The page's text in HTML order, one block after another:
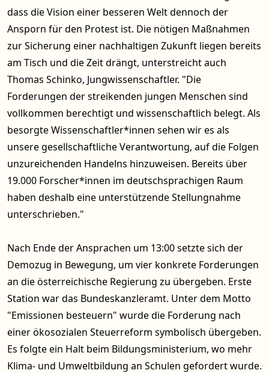
dass die Vision einer besseren Welt dennoch der
Ansporn für den Protest ist. Die nötigen Maßnahmen
zur Sicherung einer nachhaltigen Zukunft liegen bereits
am Tisch und die Zeit drängt, unterstreicht auch
Thomas Schinko, Jungwissenschaftler. "Die
Forderungen der streikenden jungen Menschen sind
vollkommen berechtigt und wissenschaftlich belegt. Als
besorgte Wissenschaftler*innen sehen wir es als
unsere gesellschaftliche Verantwortung, auf die Folgen
unzureichenden Handelns hinzuweisen. Bereits über
19.000 Forscher*innen im deutschsprachigen Raum
haben deshalb eine unterstützende Stellungnahme
unterschrieben."
Nach Ende der Ansprachen um 13:00 setzte sich der
Demozug in Bewegung, um vier konkrete Forderungen
an die österreichische Regierung zu übergeben. Erste
Station war das Bundeskanzleramt. Unter dem Motto
"Emissionen besteuern" wurde die Forderung nach
einer ökosozialen Steuerreform symbolisch übergeben.
Es folgte ein Halt beim Bildungsministerium, wo mehr
Klima- und Umweltbildung an Schulen gefordert wurde.